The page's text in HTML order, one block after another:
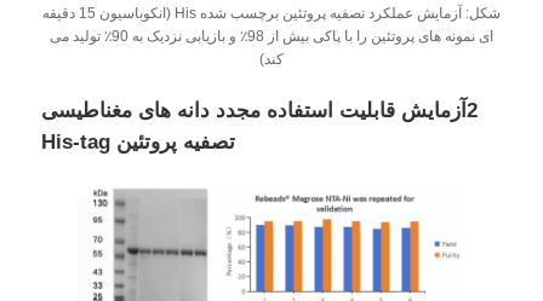
با ما تماس بگیرید
شکل: آزمایش عملکرد تصفیه پروتئین برچسب شده His (انکوباسیون 15 دقیقه
ای نمونه های پروتئین را با پاکی بیش از 98٪ و بازیابی نزدیک به 90٪ تولید می
کند)
2آزمایش قابلیت استفاده مجدد دانه های مغناطیسی
تصفیه پروتئین His-tag